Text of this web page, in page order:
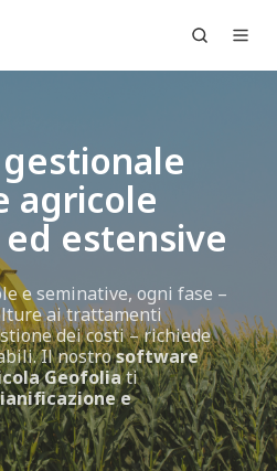
agricole
estensive
e seminative, ogni fase –
ai trattamenti
dei costi – richiede
Il nostrosoftware
Geofoliati
e